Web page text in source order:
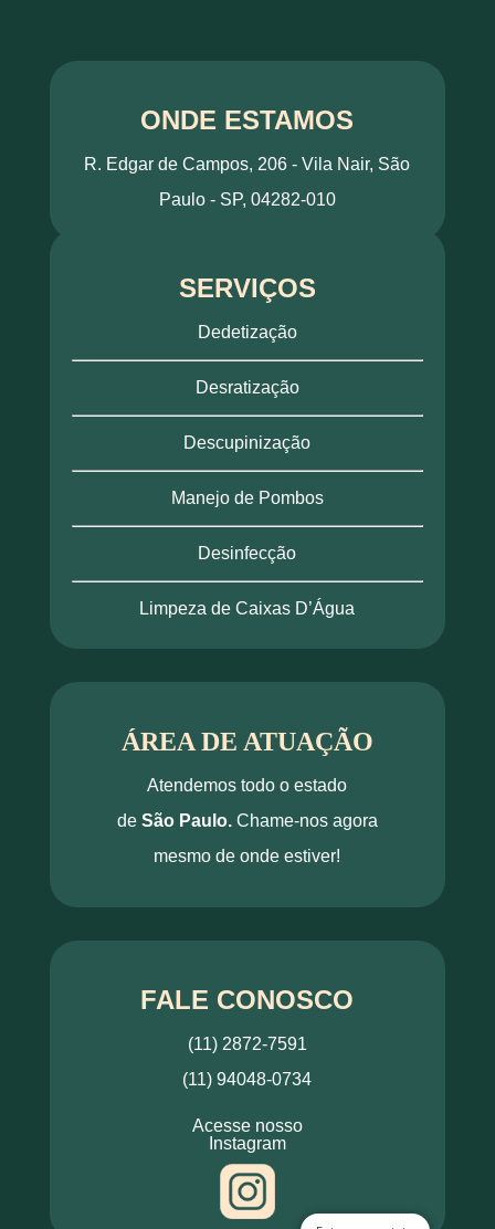
ONDE ESTAMOS
R. Edgar de Campos, 206 - Vila Nair, São
Paulo - SP, 04282-010
SERVIÇOS
Dedetização
Desratização
Descupinização
Manejo de Pombos
Desinfecção
Limpeza de Caixas D’Água
ÁREA DE ATUAÇÃO
Atendemos todo o estado
de São Paulo.Chame-nos agora
mesmo de onde estiver!
FALE CONOSCO
(11) 2872-7591
(11) 94048-0734
Acesse nosso
Instagram